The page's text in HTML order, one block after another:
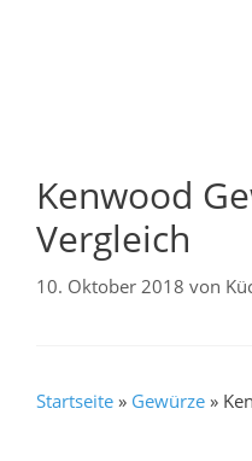
Kenwood
Vergleich
10. Oktober 2018 von
Startseite » Gewürze »